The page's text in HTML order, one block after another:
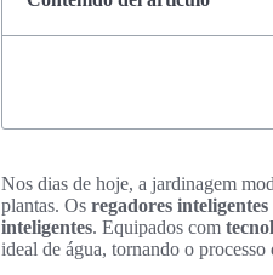
Nos dias de hoje, a jardinagem
plantas. Os regadores inteligentes
inteligentes. Equipados com
ideal de água, tornando o